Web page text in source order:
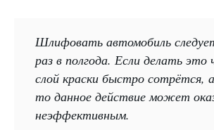
Шлифовать автомобиль
раз в полгода. Если делать
слой краски быстро сотрётся,
то данное действие может
неэффективным.